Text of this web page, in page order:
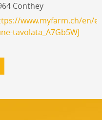
Conthey
www.myfarm.ch/en/
tavolata_A7Gb5WJ